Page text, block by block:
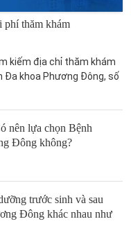
phí thăm khám
kiếm địa chỉ thăm khám
Đa khoa Phương Đông, số
nên lựa chọn Bệnh
Đông không?
trước sinh và sau
Đông khác nhau như